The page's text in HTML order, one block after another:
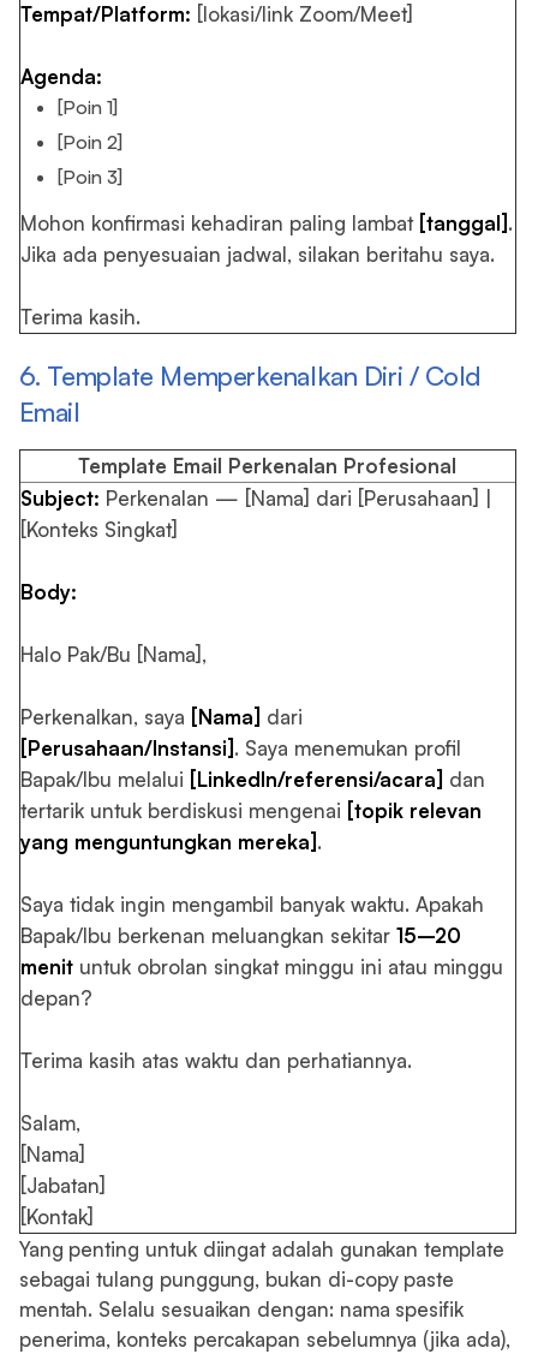
Tempat/Platform: [lokasi/link Zoom/Meet]
Agenda:
[Poin 1]
[Poin 2]
[Poin 3]
Mohon konfirmasi kehadiran paling lambat [tanggal].
Jika ada penyesuaian jadwal, silakan beritahu saya.
Terima kasih.
6. Template Memperkenalkan Diri / Cold
Email
Template Email Perkenalan Profesional
Subject: Perkenalan — [Nama] dari [Perusahaan] |
[Konteks Singkat]
Body:
Halo Pak/Bu [Nama],
Perkenalkan, saya [Nama] dari
[Perusahaan/Instansi]. Saya menemukan profil
Bapak/Ibu melalui [LinkedIn/referensi/acara] dan
tertarik untuk berdiskusi mengenai [topik relevan
yang menguntungkan mereka].
Saya tidak ingin mengambil banyak waktu. Apakah
Bapak/Ibu berkenan meluangkan sekitar 15–20
menituntuk obrolan singkat minggu ini atau minggu
depan?
Terima kasih atas waktu dan perhatiannya.
Salam,
[Nama]
[Jabatan]
[Kontak]
Yang penting untuk diingat adalah gunakan template
sebagai tulang punggung, bukan di-copy paste
mentah. Selalu sesuaikan dengan: nama spesifik
penerima, konteks percakapan sebelumnya (jika ada),